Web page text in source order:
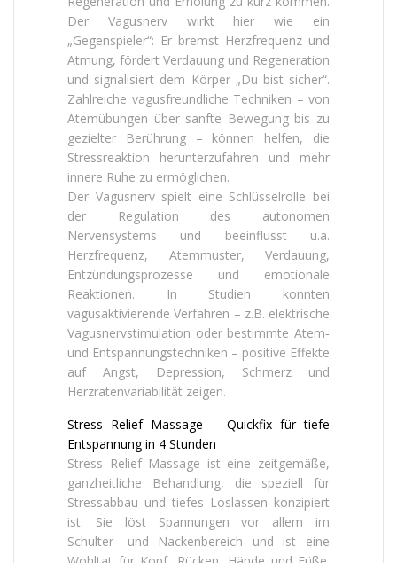
Der Vagusnerv wirkt hier wie ein
„Gegenspieler“: Er bremst Herzfrequenz und
Atmung, fördert Verdauung und Regeneration
und signalisiert dem Körper „Du bist sicher“.
Zahlreiche vagusfreundliche Techniken – von
Atemübungen über sanfte Bewegung bis zu
gezielter Berührung – können helfen, die
Stressreaktion herunterzufahren und mehr
innere Ruhe zu ermöglichen.
Der Vagusnerv spielt eine Schlüsselrolle bei
der Regulation des autonomen
Nervensystems und beeinflusst u.a.
Herzfrequenz, Atemmuster, Verdauung,
Entzündungsprozesse und emotionale
Reaktionen. In Studien konnten
vagusaktivierende Verfahren – z.B. elektrische
Vagusnervstimulation oder bestimmte Atem‑
und Entspannungstechniken – positive Effekte
auf Angst, Depression, Schmerz und
Herzratenvariabilität zeigen.
Stress Relief Massage – Quickfix für tiefe
Entspannung in 4 Stunden
Stress Relief Massage ist eine zeitgemäße,
ganzheitliche Behandlung, die speziell für
Stressabbau und tiefes Loslassen konzipiert
ist. Sie löst Spannungen vor allem im
Schulter‑ und Nackenbereich und ist eine